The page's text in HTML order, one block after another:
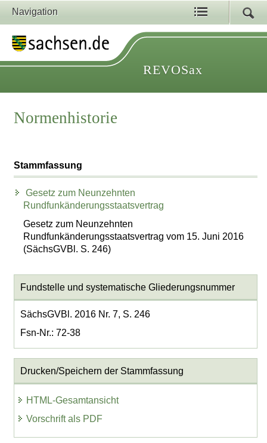
Navigation
REVOSax
Normenhistorie
Stammfassung
Gesetz zum Neunzehnten
Rundfunkänderungsstaatsvertrag
Gesetz zum Neunzehnten
Rundfunkänderungsstaatsvertrag vom 15. Juni 2016
(SächsGVBl. S. 246)
Fundstelle und systematische Gliederungsnummer
SächsGVBl. 2016 Nr. 7, S. 246
Fsn-Nr.: 72-38
Drucken/Speichern der Stammfassung
HTML-Gesamtansicht
Vorschrift als PDF